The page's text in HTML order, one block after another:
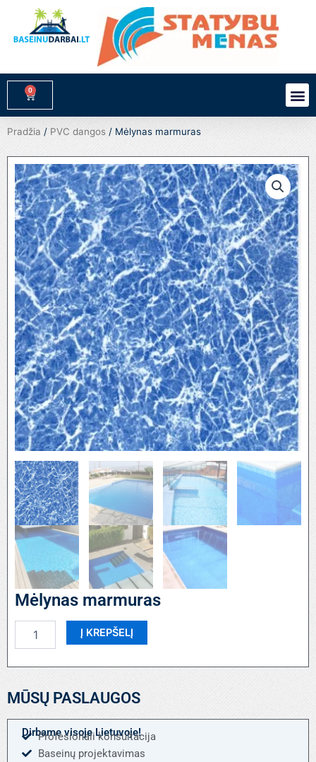
turinio
0
Cart
Pradžia / PVC dangos / Mėlynas marmuras
Mėlynas marmuras
kiekis:
marmuras
Į KREPŠELĮ
MŪSŲ PASLAUGOS
Dirbame visoje Lietuvoje!
Profesionali konsultacija
Baseinų projektavimas